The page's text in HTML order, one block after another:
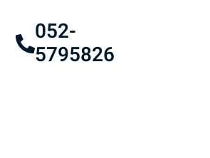
052-
5795826